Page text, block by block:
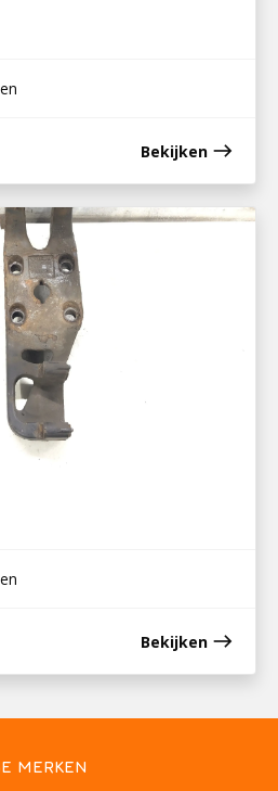
Bekijken east
EN LUCHTBALG
Bekijken east
MERKEN